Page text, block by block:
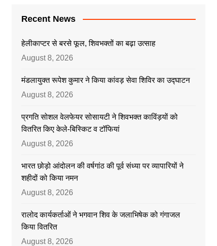
Recent News
हेलीकाप्टर से बरसे फूल, शिवभक्तों का बढ़ा उत्साह
August 8, 2026
मंडलायुक्त रूपेश कुमार ने किया कांवड़ सेवा शिविर का उद्घाटन
August 8, 2026
प्रगति सोशल वेलफेयर सोसायटी ने शिवभक्त काविंड़यों को
वितरित किए केले-बिस्किट व टॉफियां
August 8, 2026
भारत छोड़ो आंदोलन की वर्षगांठ की पूर्व संध्या पर व्यापारियों ने
शहीदों को किया नमन
August 8, 2026
रालोद कार्यकर्ताओं ने भगवान शिव के जलाभिषेक को गंगाजल
किया वितरित
August 8, 2026